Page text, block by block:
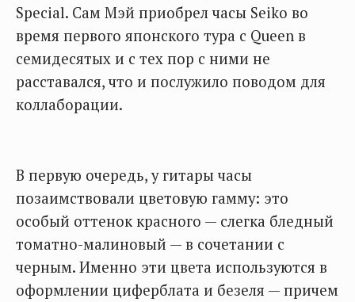
Special. Сам Мэй приобрел часы Seiko во
время первого японского тура с Queen в
семидесятых и с тех пор с ними не
расставался, что и послужило поводом для
коллаборации.
В первую очередь, у гитары часы
позаимствовали цветовую гамму: это
особый оттенок красного — слегка бледный
томатно-малиновый — в сочетании с
черным. Именно эти цвета используются в
оформлении циферблата и безеля — причем